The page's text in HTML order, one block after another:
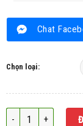
Chat
Chọn loại:
Thuốc trừ sâu